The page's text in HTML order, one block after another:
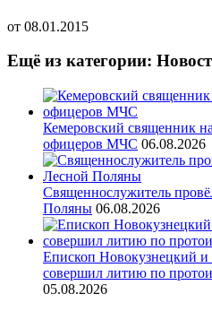
от 08.01.2015
Ещё из категории:
Кемеровский священник
офицеров МЧС 06.08.2026
Священнослужитель
Поляны 06.08.2026
Епископ Новокузнецкий
совершил литию по
05.08.2026